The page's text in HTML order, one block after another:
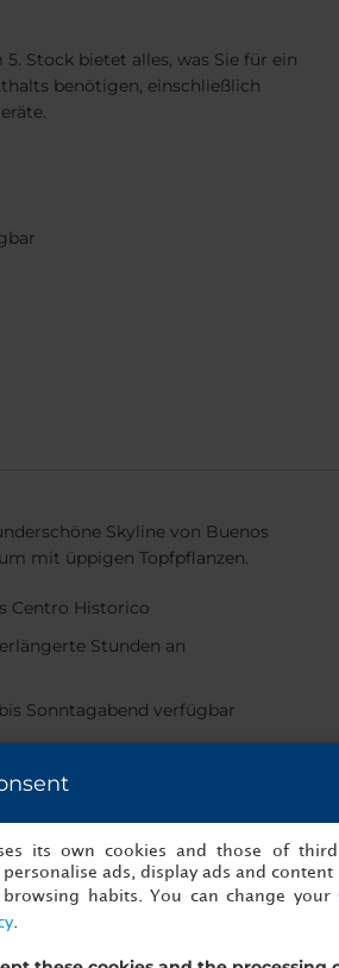
Stock bietet alles, was Sie für ein
benötigen, einschließlich
Skyline von Buenos
mit üppigen Topfpflanzen.
Centro Historico
Stunden an
Sonntagabend verfügbar
its own cookies and those of
ads, display ads and
browsing habits. You can change your
.